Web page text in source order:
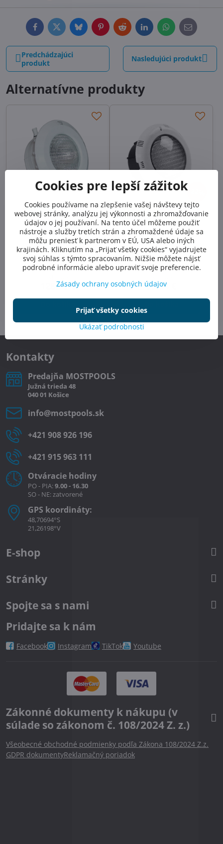
FacebookTwitterBlueskyPinterestRedditLinkedInWhatsApp
E-
mail
Predchádzajúci
produkt
Nasledujúci produkt
Alternatívne produkty
AKCIA SKLADOM
Reflektor 300W pre
fóliované bazény
Bazénový reflektor 300W
halogén
128,13 €
VÝPREDAJ SKLADOM
Reflektor 300W PAR56 pre
fóliované a vynilové
bazény
Bazénový reflektor 300W
halogén: PAR56
99,94 €
Kontakty
Predajňa MOSTPOOLS
Južná trieda 48
040 01 Košice
info​@mostpools​.sk
+421 908 926 196
+421 915 963 111
Otváracie hodiny
PO - PIA:9.00 - 16.30
SO - NE: zatvorené
GPS koordináty:
48,70694°S
21,26198°V
E-shop
Stránky
Spojte sa s nami
Pridajte sa k nám
Facebook Instagram TikTok Youtube
Zákonné dokumenty k nákupu (v
súlade so zákonom č. 108/2024 Z. z.)
Všeobecné obchodné podmienky podľa Zákona 108/2024 Z.z.
GDPR dokumentyReklamačný poriadok
Cookies pre lepší zážitok
Cookies používame na zlepšenie vašej návštevy tejto
webovej stránky, analýzu jej výkonnosti a zhromažďovanie
údajov o jej používaní. Na tento účel môžeme použiť
nástroje a služby tretích strán a zhromaždené údaje sa
môžu preniesť k partnerom v EÚ, USA alebo iných
krajinách. Kliknutím na „Prijať všetky cookies“ vyjadrujete
svoj súhlas s týmto spracovaním. Nižšie môžete nájsť
podrobné informácie alebo upraviť svoje preferencie.
Zásady ochrany osobných údajov
Ukázať podrobnosti
Prijať všetky cookies